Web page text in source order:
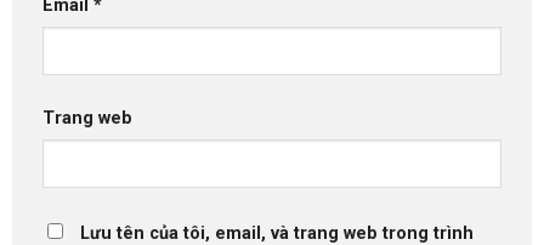
Email *
Trang web
Lưu tên của tôi, email, và trang web trong trình